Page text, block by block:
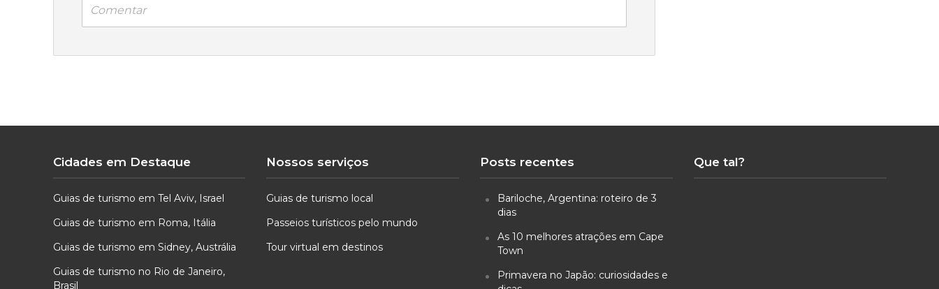
Comentar
Cidades em Destaque
Guias de turismo em Tel Aviv, Israel
Guias de turismo em Roma, Itália
Guias de turismo em Sidney, Austrália
Guias de turismo no Rio de Janeiro,
Brasil
Nossos serviços
Guias de turismo local
Passeios turísticos pelo mundo
Tour virtual em destinos
Posts recentes
Bariloche, Argentina: roteiro de 3
dias
As 10 melhores atrações em Cape
Town
Primavera no Japão: curiosidades e
Que tal?